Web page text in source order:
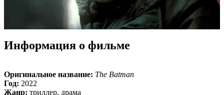
Информация о фильме
Оригинальное название: The Batman
Год: 2022
Жанр: триллер, драма